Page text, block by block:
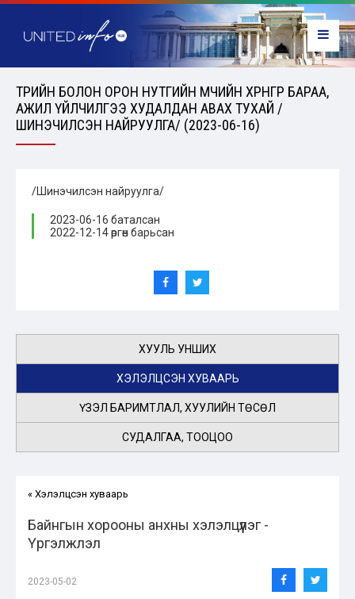
ТӨРИЙН БОЛОН ОРОН НУТГИЙН ӨМЧИЙН ХӨРӨНГӨӨР БАРАА,
АЖИЛ ҮЙЛЧИЛГЭЭ ХУДАЛДАН АВАХ ТУХАЙ /
ШИНЭЧИЛСЭН НАЙРУУЛГА/ (2023-06-16)
/Шинэчилсэн найруулга/
2023-06-16 баталсан
2022-12-14 өргөн барьсан
ХУУЛЬ УНШИХ
ХЭЛЭЛЦСЭН ХУВААРЬ
ҮЗЭЛ БАРИМТЛАЛ, ХУУЛИЙН ТӨСӨЛ
СУДАЛГАА, ТООЦОО
« Хэлэлцсэн хуваарь
Байнгын хорооны анхны хэлэлцүүлэг -
Үргэлжлэл
2023-05-02